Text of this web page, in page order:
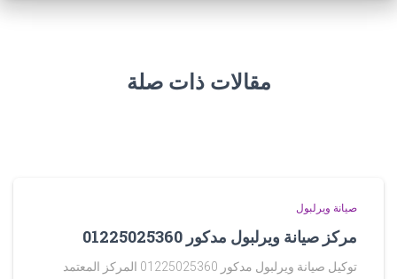
مقالات ذات صلة
صيانة ويرلبول
مركز صيانة ويرلبول مدكور 01225025360
توكيل صيانة ويرلبول مدكور 01225025360 المركز المعتمد